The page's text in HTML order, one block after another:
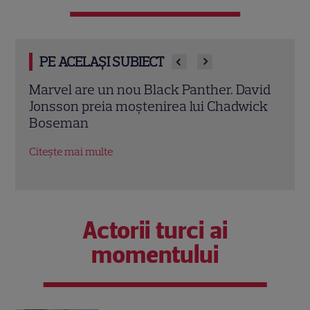
PE ACELAȘI SUBIECT
Ryan Gosling este noul Ghost Rider din
Universul Marvel. Anunțul făcut la
Comic-Con i-a entuziasmat pe fani
Citește mai multe
Actorii turci ai
momentului